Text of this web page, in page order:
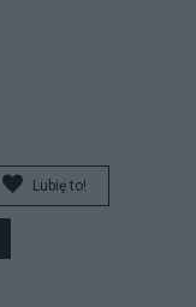
Lubię to!